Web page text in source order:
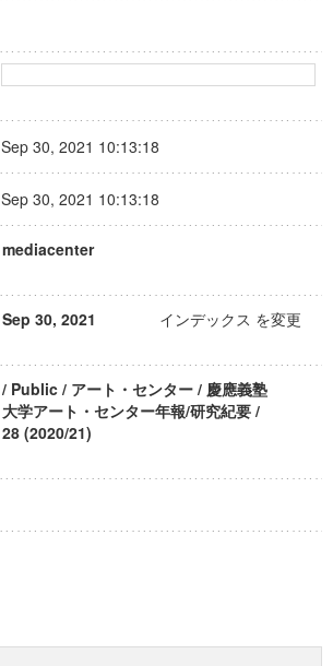
Sep 30, 2021 10:13:18
Sep 30, 2021 10:13:18
mediacenter
Sep 30, 2021 インデックス を変更
/ Public / アート・センター / 慶應義塾
大学アート・センター年報/研究紀要 /
28 (2020/21)